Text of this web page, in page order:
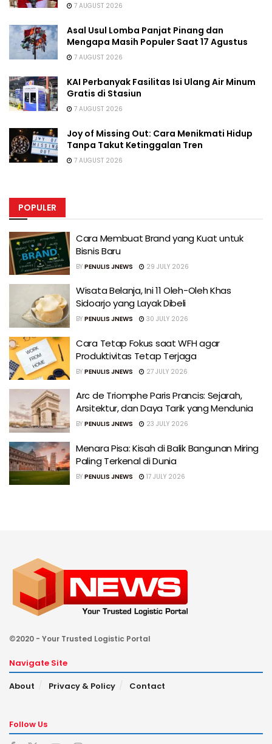
7 AUGUST 2026
Asal Usul Lomba Panjat Pinang dan
Mengapa Masih Populer Saat 17 Agustus
7 AUGUST 2026
KAI Perbanyak Fasilitas Isi Ulang Air Minum
Gratis di Stasiun
7 AUGUST 2026
Joy of Missing Out: Cara Menikmati Hidup
Tanpa Takut Ketinggalan Tren
7 AUGUST 2026
POPULER
Cara Membuat Brand yang Kuat untuk
Bisnis Baru
BY PENULIS JNEWS 29 JULY 2026
Wisata Belanja, Ini 11 Oleh-Oleh Khas
Sidoarjo yang Layak Dibeli
BY PENULIS JNEWS 30 JULY 2026
Cara Tetap Fokus saat WFH agar
Produktivitas Tetap Terjaga
BY PENULIS JNEWS 27 JULY 2026
Arc de Triomphe Paris Prancis: Sejarah,
Arsitektur, dan Daya Tarik yang Mendunia
BY PENULIS JNEWS 23 JULY 2026
Menara Pisa: Kisah di Balik Bangunan Miring
Paling Terkenal di Dunia
BY PENULIS JNEWS 17 JULY 2026
©2020 - Your Trusted Logistic Portal
Navigate Site
About
Privacy & Policy Contact
Follow Us